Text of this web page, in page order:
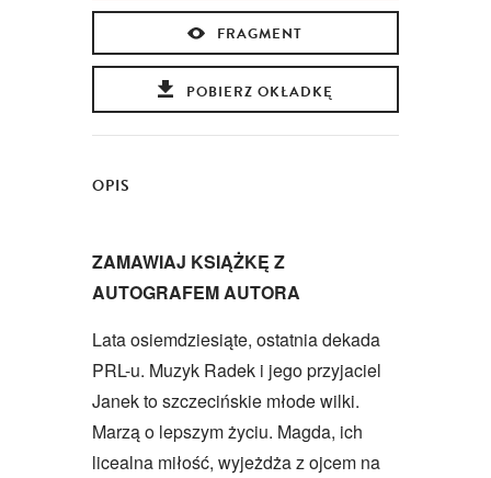
FRAGMENT
POBIERZ OKŁADKĘ
OPIS
ZAMAWIAJ KSIĄŻKĘ Z
AUTOGRAFEM AUTORA
Lata osiemdziesiąte, ostatnia dekada
PRL-u. Muzyk Radek i jego przyjaciel
Janek to szczecińskie młode wilki.
Marzą o lepszym życiu. Magda, ich
licealna miłość, wyjeżdża z ojcem na